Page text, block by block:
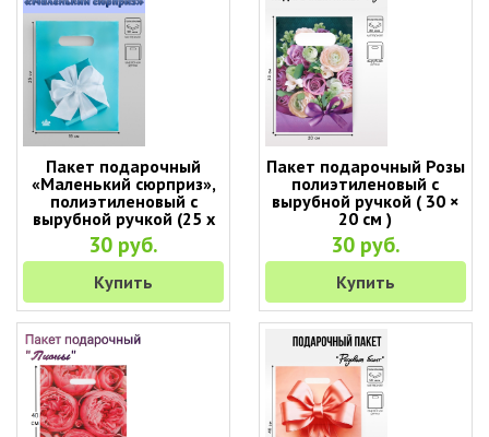
Пакет подарочный
«Маленький сюрприз»,
полиэтиленовый с
вырубной ручкой (25 х
19 см)
30 руб.
Купить
Пакет подарочный Розы
полиэтиленовый с
вырубной ручкой ( 30 ×
20 см )
30 руб.
Купить